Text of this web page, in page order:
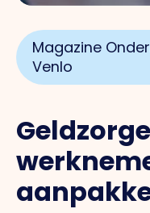
Magazine
Venlo